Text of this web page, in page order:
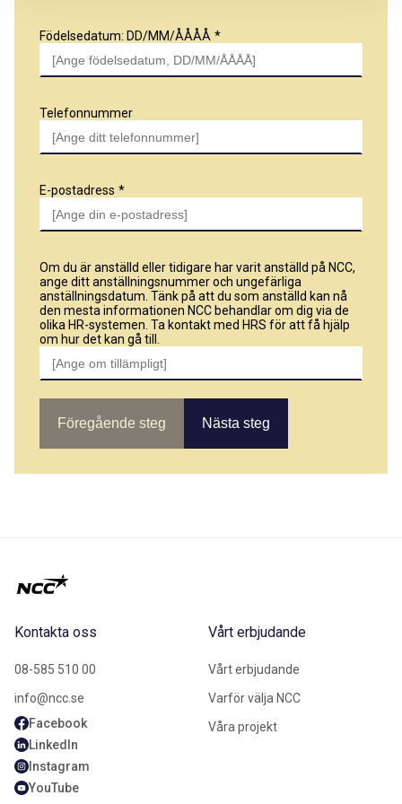
Födelsedatum: DD/MM/ÅÅÅÅ
Telefonnummer
E-postadress
Om du är anställd eller tidigare har varit anställd på NCC,
ange ditt anställningsnummer och ungefärliga
anställningsdatum. Tänk på att du som anställd kan nå
den mesta informationen NCC behandlar om dig via de
olika HR-systemen. Ta kontakt med HRS för att få hjälp
om hur det kan gå till.
Föregående steg Nästa steg
Kontakta oss
08-585 510 00
info@ncc.se
Facebook
LinkedIn
Instagram
YouTube
Vårt erbjudande
Vårt erbjudande
Varför välja NCC
Våra projekt